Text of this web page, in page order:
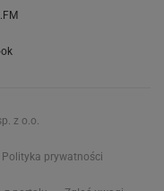
z o.o.
Polityka prywatności